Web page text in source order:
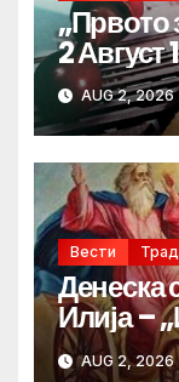
2 Август
AUG 2, 2026
Вести
Денеска
Илија –
AUG 2, 2026